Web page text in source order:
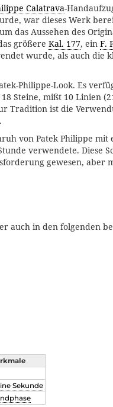
Calatrava-
war dieses Werk
das Aussehen des
größere Kal. 177, ein F.
wurde, als auch die
Philippe-Look. Es
Steine, mißt 10 Linien
Tradition ist die
von Patek Philippe mit
verwendete. Diese
gewesen, aber
auch in den folgenden
Sekunde